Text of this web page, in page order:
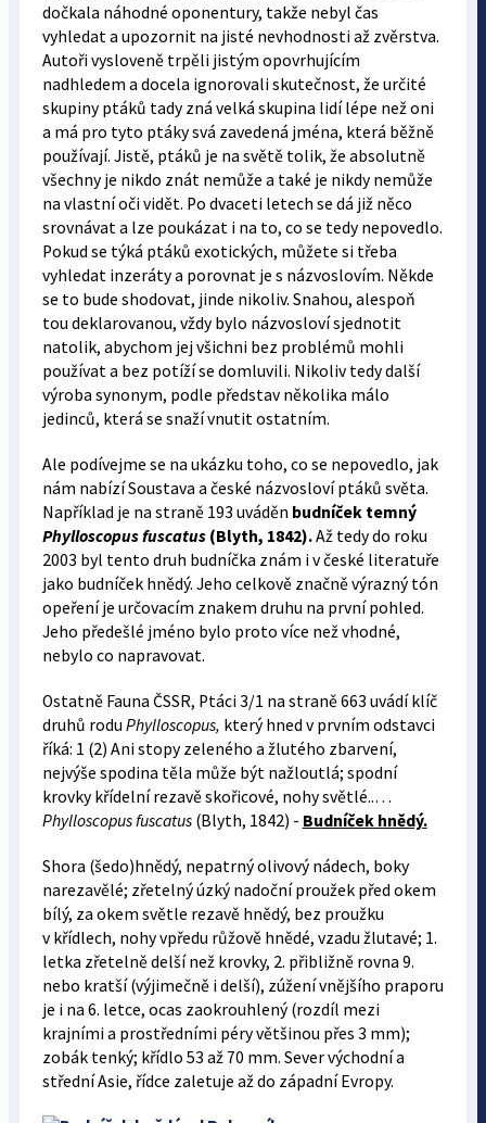
dočkala náhodné oponentury, takže nebyl čas
vyhledat a upozornit na jisté nevhodnosti až zvěrstva.
Autoři vysloveně trpěli jistým opovrhujícím
nadhledem a docela ignorovali skutečnost, že určité
skupiny ptáků tady zná velká skupina lidí lépe než oni
a má pro tyto ptáky svá zavedená jména, která běžně
používají. Jistě, ptáků je na světě tolik, že absolutně
všechny je nikdo znát nemůže a také je nikdy nemůže
na vlastní oči vidět. Po dvaceti letech se dá již něco
srovnávat a lze poukázat i na to, co se tedy nepovedlo.
Pokud se týká ptáků exotických, můžete si třeba
vyhledat inzeráty a porovnat je s názvoslovím. Někde
se to bude shodovat, jinde nikoliv. Snahou, alespoň
tou deklarovanou, vždy bylo názvosloví sjednotit
natolik, abychom jej všichni bez problémů mohli
používat a bez potíží se domluvili. Nikoliv tedy další
výroba synonym, podle představ několika málo
jedinců, která se snaží vnutit ostatním.
Ale podívejme se na ukázku toho, co se nepovedlo, jak
nám nabízí Soustava a české názvosloví ptáků světa.
Například je na straně 193 uváděn budníček temný
Phylloscopus fuscatus (Blyth, 1842).Až tedy do roku
2003 byl tento druh budníčka znám i v české literatuře
jako budníček hnědý. Jeho celkově značně výrazný tón
opeření je určovacím znakem druhu na první pohled.
Jeho předešlé jméno bylo proto více než vhodné,
nebylo co napravovat.
Ostatně Fauna ČSSR, Ptáci 3/1 na straně 663 uvádí klíč
druhů rodu Phylloscopus, který hned v prvním odstavci
říká: 1 (2) Ani stopy zeleného a žlutého zbarvení,
nejvýše spodina těla může být nažloutlá; spodní
krovky křídelní rezavě skořicové, nohy světlé..…
Phylloscopus fuscatus (Blyth, 1842) - Budníček hnědý.
Shora (šedo)hnědý, nepatrný olivový nádech, boky
narezavělé; zřetelný úzký nadoční proužek před okem
bílý, za okem světle rezavě hnědý, bez proužku
v křídlech, nohy vpředu růžově hnědé, vzadu žlutavé; 1.
letka zřetelně delší než krovky, 2. přibližně rovna 9.
nebo kratší (výjimečně i delší), zúžení vnějšího praporu
je i na 6. letce, ocas zaokrouhlený (rozdíl mezi
krajními a prostředními péry většinou přes 3 mm);
zobák tenký; křídlo 53 až 70 mm. Sever východní a
střední Asie, řídce zaletuje až do západní Evropy.